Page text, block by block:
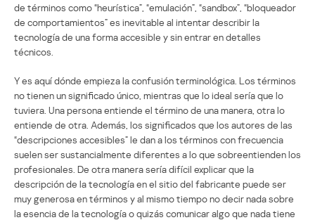
de términos como “heurística”, “emulación”, “sandbox”, “bloqueador
de comportamientos” es inevitable al intentar describir la
tecnología de una forma accesible y sin entrar en detalles
técnicos.
Y es aquí dónde empieza la confusión terminológica. Los términos
no tienen un significado único, mientras que lo ideal sería que lo
tuviera. Una persona entiende el término de una manera, otra lo
entiende de otra. Además, los significados que los autores de las
“descripciones accesibles” le dan a los términos con frecuencia
suelen ser sustancialmente diferentes a lo que sobreentienden los
profesionales. De otra manera sería difícil explicar que la
descripción de la tecnología en el sitio del fabricante puede ser
muy generosa en términos y al mismo tiempo no decir nada sobre
la esencia de la tecnología o quizás comunicar algo que nada tiene